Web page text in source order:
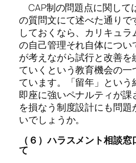
CAP制の問題点に関して
の質問文にて述べた通りで
しておくなら、カリキュ
の自己管理それ自体につい
が考えながら試行と改善を
ていくという教育機会の一
ています。「留年」という
即座に強いペナルティが課
を損なう制度設計にも問題
いでしょうか。
（６）ハラスメント相談
て